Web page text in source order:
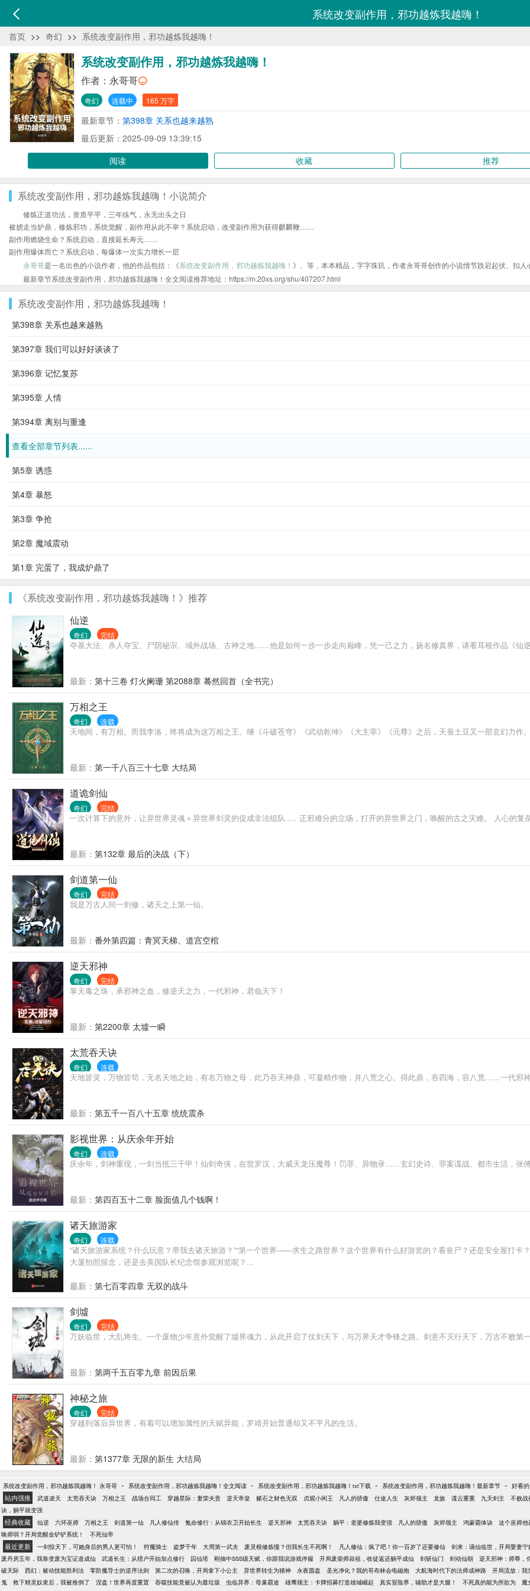
系统改变副作用，邪功越炼我越嗨！
首页 >> 奇幻 >> 系统改变副作用，邪功越炼我越嗨！
系统改变副作用，邪功越炼我越嗨！
作者： 永哥哥
奇幻 连载中 165 万字
最新章节： 第398章 关系也越来越熟
最后更新：2025-09-09 13:39:15
阅读
收藏 推荐
系统改变副作用，邪功越炼我越嗨！小说简介
修炼正道功法，资质平平，三年练气，永无出头之日
被掳走当炉鼎，修炼邪功，系统觉醒，副作用从此不举？系统启动，改变副作用为获得麒麟鞭……
副作用燃烧生命？系统启动，直接延长寿元……
副作用爆体而亡？系统启动，每爆体一次实力增长一层
永哥哥是一名出色的小说作者，他的作品包括：《系统改变副作用，邪功越炼我越嗨！ 》、等，本本精品，字字珠玑，作者永哥哥创作的小说情节跌宕起伏、扣
最新章节系统改变副作用，邪功越炼我越嗨！全文阅读推荐地址：https://m.20xs.org/shu/407207.html
系统改变副作用，邪功越炼我越嗨！
第398章 关系也越来越熟
第397章 我们可以好好谈谈了
第396章 记忆复苏
第395章 人情
第394章 离别与重逢
查看全部章节列表......
第5章 诱惑
第4章 暴怒
第3章 争抢
第2章 魔域震动
第1章 完蛋了，我成炉鼎了
《系统改变副作用，邪功越炼我越嗨！》推荐
仙逆
奇幻 完结
夺基大法、杀人夺宝、尸阴秘宗、域外战场、古神之地……他是如何一步一步走向巅峰，凭一己之力，扬名修真界，请看耳根作品《仙
最新： 第十三卷 灯火阑珊 第2088章 蓦然回首（全书完）
万相之王
奇幻 连载
天地间，有万相。而我李洛，终将成为这万相之王。继《斗破苍穹》《武动乾坤》《大主宰》《元尊》之后，天蚕土豆又一部玄幻力作
最新： 第一千八百三十七章 大结局
道诡剑仙
奇幻 完结
一次计算下的意外，让异世界灵魂＋异世界剑灵的促成非法组队..... 正邪难分的立场，打开的异世界之门，唤醒的古之灾难。 人心的
最新： 第132章 最后的决战（下）
剑道第一仙
奇幻 完结
我是万古人间一剑修，诸天之上第一仙。
最新： 番外第四篇：青冥天梯、道宫空棺
逆天邪神
奇幻 完结
掌天毒之珠，承邪神之血，修逆天之力，一代邪神，君临天下！
最新： 第2200章 太墟一瞬
太荒吞天诀
奇幻 连载
天地皆灵，万物皆苟，无名天地之始，有名万物之母，此乃吞天神鼎，可凝精作物，并八荒之心。得此鼎，吞四海，容八荒……一代邪
最新： 第五千一百八十五章 统统震杀
影视世界：从庆余年开始
奇幻 连载
庆余年，剑神重现，一剑当抵三千甲！仙剑奇侠，在世罗汉，大威天龙压魔尊！罚罪、异物录……玄幻史诗、罪案谍战、都市生活，张
最新： 第四百五十二章 脸面值几个钱啊！
诸天旅游家
奇幻 连载
“诸天旅游家系统？什么玩意？带我去诸天旅游？”“第一个世界——求生之路世界？这个世界有什么好游览的？看丧尸？还是安全屋打卡
大厦拍照留念，还是去美国队长纪念馆参观浏览呢？...
最新： 第七百零四章 无双的战斗
剑墟
奇幻 完结
万妖临世，大乱将生。一个废物少年意外觉醒了墟界魂力，从此开启了仗剑天下，与万界天才争锋之路。剑意不灭行天下，万古不败
最新： 第两千五百零九章 前因后果
神秘之旅
奇幻 完结
穿越到落后异世界，有着可以增加属性的天赋异能，罗靖开始普通却又不平凡的生活。
最新： 第1377章 无限的新生 大结局
系统改变副作用，邪功越炼我越嗨！ 永哥哥 - 系统改变副作用，邪功越炼我越嗨！全文阅读 - 系统改变副作用，邪功越炼我越嗨！txt下载 - 系统改变副作用，邪功越炼我越嗨！最新章节 - 好看
站内强推 武道凌天 太荒吞天诀 万相之王 战场合同工 穿越星际：妻荣夫贵 逆天帝皇 赌石之财色无双 贞观小闲王 凡人的骄傲 仕途人生 灰烬领主 龙族 谍云重重 九天剑主
不败战
诀，躺平就变强
经典收藏 仙逆 六环巫师 万相之王 剑道第一仙 凡人修仙传 氪命修行：从锦衣卫开始长生 逆天邪神 太荒吞天诀 躺平：老婆修炼我变强 凡人的骄傲 灰烬领主 鸿蒙霸体诀
这个巫师他
唤师弱？开局觉醒金铲铲系统！
不死仙帝
最近更新 一剑惊天下，可她身后的男人更可怕！ 狩魔骑士 盗梦千年 大周第一武夫 废灵根修炼慢？但我长生不死啊！ 凡人修仙：疯了吧！你一百岁了还要修仙
剑来：谪仙临世，开局娶妻宁
废丹房五年，我靠变废为宝证道成仙
武道长生：从猎户开始加点修行 囚仙塔 刚抽中SSS级天赋，你跟我说游戏停服 开局废柴师叔祖，收徒返还躺平成仙 剑斩仙门 剑动仙朝
逆天邪神：师尊，
破天际
西幻：被动技能胜利法 零阶魔导士的逆序法则 第二次的召唤，开局拿下小公主 异世界转生为猪神 永夜圆盘 圣光净化？我的哥布林会电磁炮 大航海时代下的法师成神路
开局流放：我
鬼
救下精灵奴隶后，我被推倒了 涅盘！世界再度重置 吞噬技能竟被认为最垃圾 虫临异界：母巢霸途 雄鹰领主：卡牌招募打造雄城崛起 真实冒险界，辅助才是大腿！ 不死真的能为所欲为
魔